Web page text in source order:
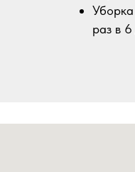
раз в